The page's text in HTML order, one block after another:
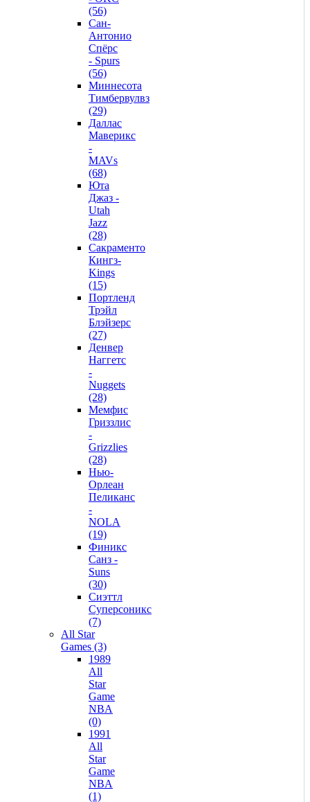
(56)
Сан-
Антонио
Спёрс
- Spurs
(56)
Миннесота
Тимбервулвз
(29)
Даллас
Маверикс
-
MAVs
(68)
Юта
Джаз -
Utah
Jazz
(28)
Сакраменто
Кингз-
Kings
(15)
Портленд
Трэйл
Блэйзерс
(27)
Денвер
Наггетс
-
Nuggets
(28)
Мемфис
Гриззлис
-
Grizzlies
(28)
Нью-
Орлеан
Пеликанс
-
NOLA
(19)
Финикс
Санз -
Suns
(30)
Сиэттл
Суперсоникс
(7)
All Star
Games (3)
1989
All
Star
Game
NBA
(0)
1991
All
Star
Game
NBA
(1)